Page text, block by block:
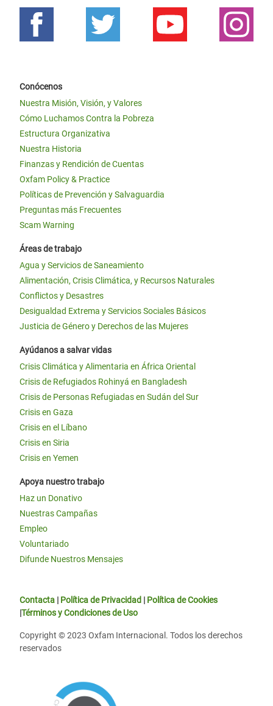
Conócenos
Nuestra Misión, Visión, y Valores
Cómo Luchamos Contra la Pobreza
Estructura Organizativa
Nuestra Historia
Finanzas y Rendición de Cuentas
Oxfam Policy & Practice
Políticas de Prevención y Salvaguardia
Preguntas más Frecuentes
Scam Warning
Áreas de trabajo
Agua y Servicios de Saneamiento
Alimentación, Crisis Climática, y Recursos Naturales
Conflictos y Desastres
Desigualdad Extrema y Servicios Sociales Básicos
Justicia de Género y Derechos de las Mujeres
Ayúdanos a salvar vidas
Crisis Climática y Alimentaria en África Oriental
Crisis de Refugiados Rohinyá en Bangladesh
Crisis de Personas Refugiadas en Sudán del Sur
Crisis en Gaza
Crisis en el Líbano
Crisis en Siria
Crisis en Yemen
Apoya nuestro trabajo
Haz un Donativo
Nuestras Campañas
Empleo
Voluntariado
Difunde Nuestros Mensajes
Contacta | Política de Privacidad | Política de Cookies
|Términos y Condiciones de Uso
Copyright © 2023 Oxfam Internacional. Todos los derechos
reservados